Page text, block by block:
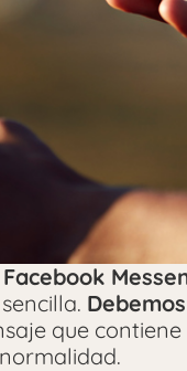
Facebook
que